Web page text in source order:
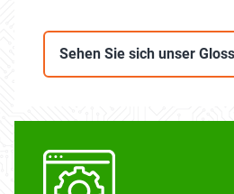
Sehen Sie sich unser